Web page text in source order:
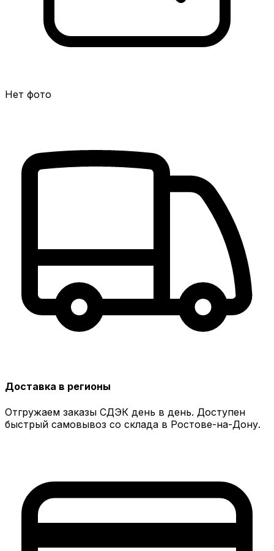
Нет фото
Доставка в регионы
Отгружаем заказы СДЭК день в день. Доступен
быстрый самовывоз со склада в Ростове-на-Дону.